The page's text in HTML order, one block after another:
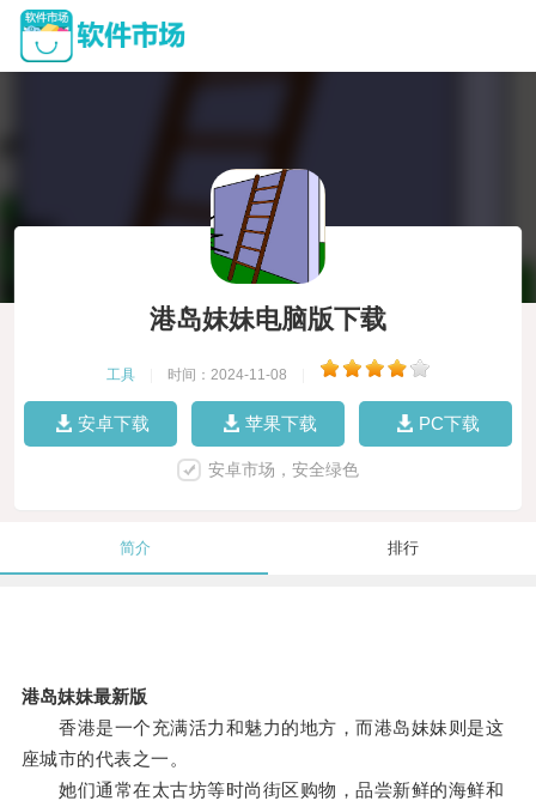
港岛妹妹电脑版下载
工具 时间：2024-11-08
安卓下载 苹果下载 PC下载
安卓市场，安全绿色
简介 排行
港岛妹妹最新版
香港是一个充满活力和魅力的地方，而港岛妹妹则是这
座城市的代表之一。
她们通常在太古坊等时尚街区购物，品尝新鲜的海鲜和